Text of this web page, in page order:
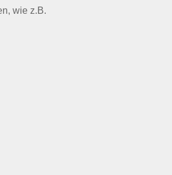
wie z.B.